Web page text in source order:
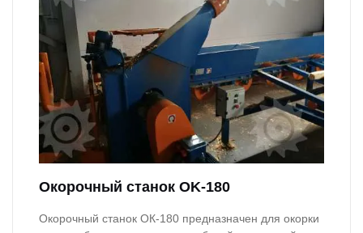
Окорочный станок OK-180
Окорочный станок ОК-180 предназначен для окорки